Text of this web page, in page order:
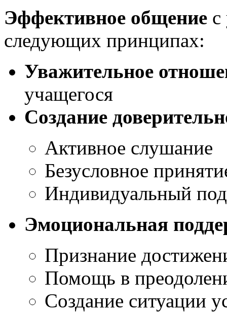
Эффективное общение с
следующих принципах:
Уважительное
учащегося
Создание
Активное слушание
Безусловное
Индивидуальный
Эмоциональная
Признание
Помощь в
Создание ситуации